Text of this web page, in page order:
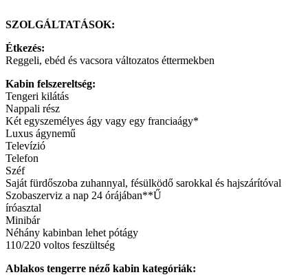
SZOLGÁLTATÁSOK:
Étkezés:
Reggeli, ebéd és vacsora változatos éttermekben
Kabin felszereltség:
Tengeri kilátás
Nappali rész
Két egyszemélyes ágy vagy egy franciaágy*
Luxus ágynemű
Televízió
Telefon
Széf
Saját fürdőszoba zuhannyal, fésülködő sarokkal és hajszárítóval
Szobaszerviz a nap 24 órájában**Ű
íróasztal
Minibár
Néhány kabinban lehet pótágy
110/220 voltos feszültség
Ablakos tengerre néző kabin kategóriák: